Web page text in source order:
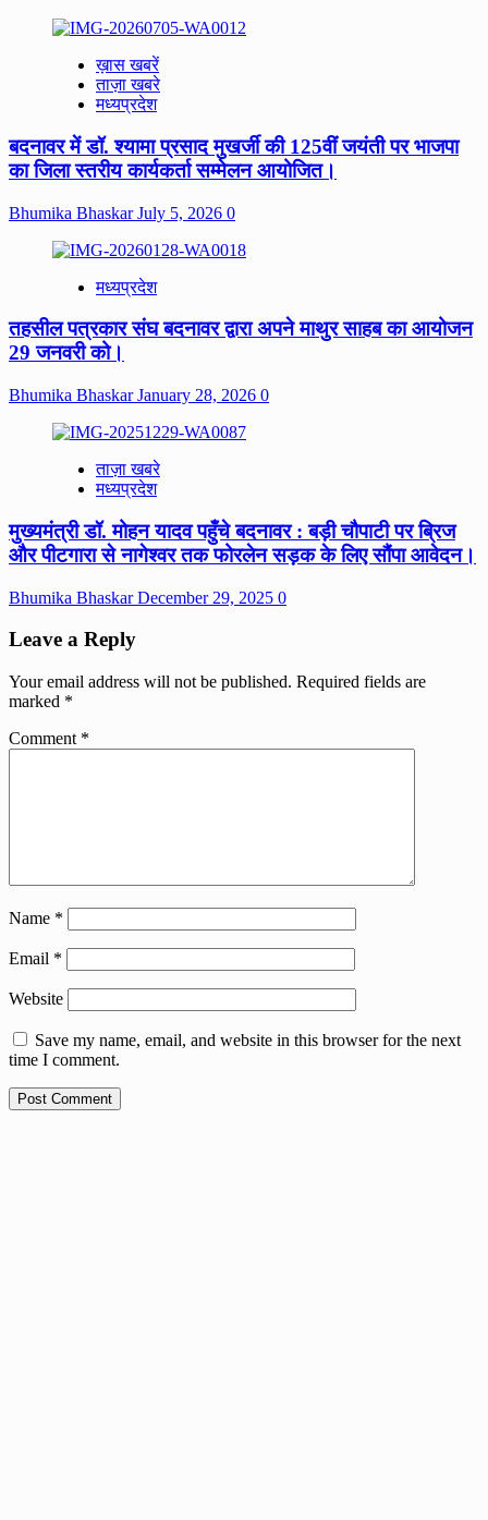
ख़ास खबरें
ताज़ा खबरे
मध्यप्रदेश
बदनावर में डॉ. श्यामा प्रसाद मुखर्जी की 125वीं जयंती पर भाजपा
का जिला स्तरीय कार्यकर्ता सम्मेलन आयोजित।
Bhumika BhaskarJuly 5, 2026 0
मध्यप्रदेश
तहसील पत्रकार संघ बदनावर द्वारा अपने माथुर साहब का आयोजन
29 जनवरी को।
Bhumika BhaskarJanuary 28, 2026 0
ताज़ा खबरे
मध्यप्रदेश
मुख्यमंत्री डॉ. मोहन यादव पहुँचे बदनावर : बड़ी चौपाटी पर ब्रिज
और पीटगारा से नागेश्वर तक फोरलेन सड़क के लिए सौंपा आवेदन।
Bhumika BhaskarDecember 29, 2025 0
Leave a Reply
Your email address will not be published. Required fields are
marked *
Comment *
Name *
Email *
Website
Save my name, email, and website in this browser for the next
time I comment.